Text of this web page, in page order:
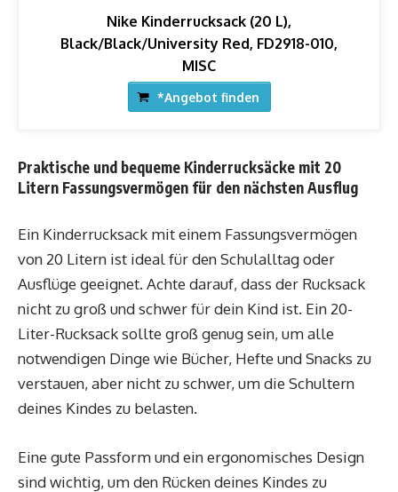
Nike Kinderrucksack (20 L),
Black/Black/University Red, FD2918-010,
MISC
*Angebot finden
Praktische und bequeme Kinderrucksäcke mit 20
Litern Fassungsvermögen für den nächsten Ausflug
Ein Kinderrucksack mit einem Fassungsvermögen
von 20 Litern ist ideal für den Schulalltag oder
Ausflüge geeignet. Achte darauf, dass der Rucksack
nicht zu groß und schwer für dein Kind ist. Ein 20-
Liter-Rucksack sollte groß genug sein, um alle
notwendigen Dinge wie Bücher, Hefte und Snacks zu
verstauen, aber nicht zu schwer, um die Schultern
deines Kindes zu belasten.
Eine gute Passform und ein ergonomisches Design
sind wichtig, um den Rücken deines Kindes zu